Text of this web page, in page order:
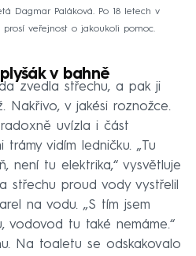
Dagmar Paláková. Po 18 letech v
veřejnost o jakoukoli pomoc.
v bahně
zvedla střechu, a pak ji
Nakřivo, v jakési roznožce.
uvízla i část
vidím ledničku. „Tu
není tu elektrika,“ vysvětluje
střechu proud vody vystřelil
na vodu. „S tím jsem
vodovod tu také nemáme.“
Na toaletu se odskakovalo